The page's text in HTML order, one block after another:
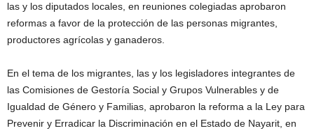
las y los diputados locales, en reuniones colegiadas aprobaron
reformas a favor de la protección de las personas migrantes,
productores agrícolas y ganaderos.
En el tema de los migrantes, las y los legisladores integrantes de
las Comisiones de Gestoría Social y Grupos Vulnerables y de
Igualdad de Género y Familias, aprobaron la reforma a la Ley para
Prevenir y Erradicar la Discriminación en el Estado de Nayarit, en